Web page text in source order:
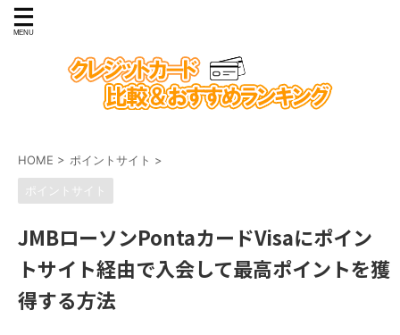
HOME > ポイントサイト >
ポイントサイト
JMBローソンPontaカードVisaにポイン
トサイト経由で入会して最高ポイントを獲
得する方法